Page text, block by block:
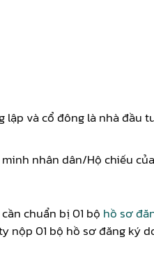
và cổ đông là nhà
nhân dân/Hộ chiếu
chuẩn bị 01 bộ hồ sơ
01 bộ hồ sơ đăng ký